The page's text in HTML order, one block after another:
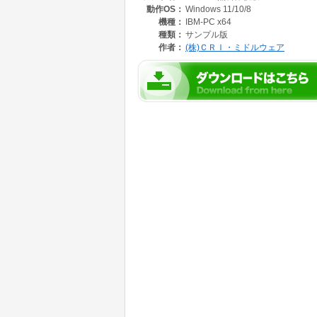
「描ける人」と「描けない人」との間には、
その壁を取り去ることのできる「まったく絵
ミPo! です。
コミPo! の登場によって、誰でも短時間でマ
対応OS:Windows 11/10/8.1
動作OS： Windows 11/10/8
機種：
IBM-PC x64
種類： サンプル版
作者： (株)ＣＲＩ・ミドルウェア